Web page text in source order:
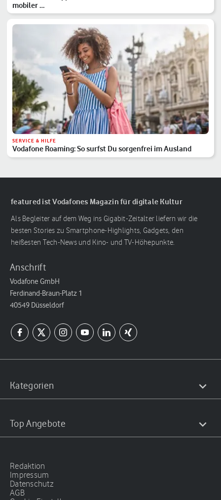
mobiler …
SERVICE & HILFE
Vodafone Roaming: So surfst Du sorgenfrei im Ausland
featured ist Vodafones Magazin für digitale Kultur
Als Begleiter auf dem Weg ins Gigabit-Zeitalter liefern wir die
besten Stories zu Smartphone-Highlights, Gadgets, den
heißesten Tech-News und Kino- und TV-Höhepunkte.
Anschrift
Vodafone GmbH
Ferdinand-Braun-Platz 1
40549 Düsseldorf
Kategorien
Top Angebote
Redaktion
Impressum
Datenschutz
AGB